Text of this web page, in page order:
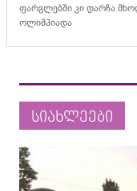
ფარგლებში კი დარჩა
ოლიმპიადა
სიახლეები